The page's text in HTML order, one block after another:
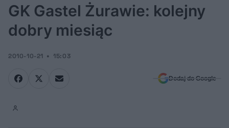
miesiąc
GK Gastel Żurawie: kolejny
dobry miesiąc
2010-10-21 15:03
Dodaj do Google